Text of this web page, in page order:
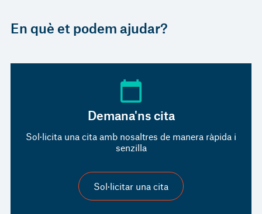
En què et podem ajudar?
Demana'ns cita
Sol·licita una cita amb nosaltres de manera ràpida i
senzilla
Sol·licitar una cita